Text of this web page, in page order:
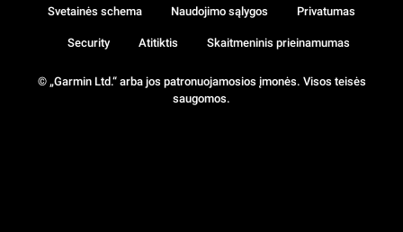
© „Garmin Ltd.“ arba jos patronuojamosios įmonės. Visos teisės
saugomos.
Svetainės schema Naudojimo sąlygos Privatumas
Security Atitiktis Skaitmeninis prieinamumas